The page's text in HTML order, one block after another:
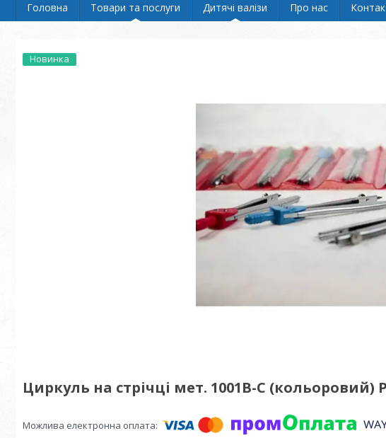
Головна Товари та послуги Дитячі валізи Про нас
Новинка
Циркуль на стрічці мет. 1001В-С (кольоровий)